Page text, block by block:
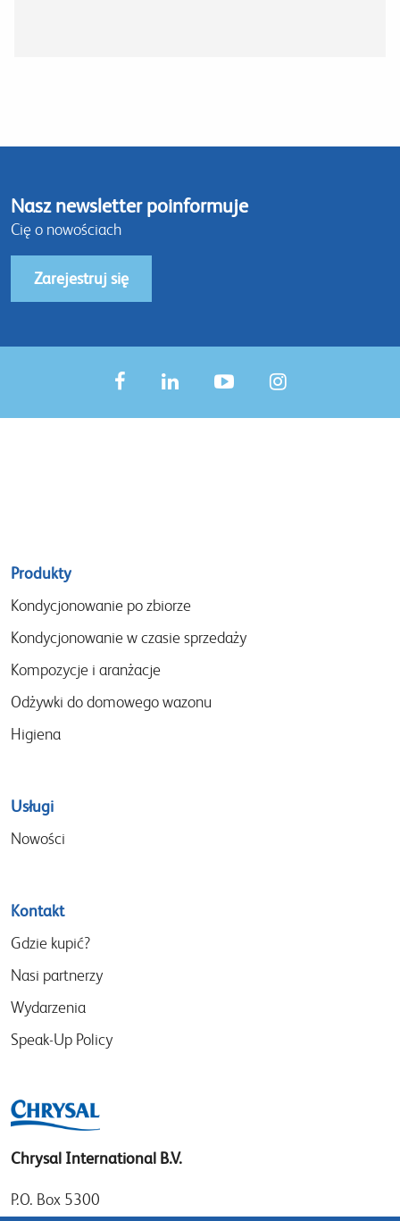
Nasz newsletter poinformuje
Cię o nowościach
Zarejestruj się
Sitemap
menu
Produkty
Kondycjonowanie po zbiorze
Kondycjonowanie w czasie sprzedaży
Kompozycje i aranżacje
Odżywki do domowego wazonu
Higiena
Usługi
Nowości
Kontakt
Gdzie kupić?
Nasi partnerzy
Wydarzenia
Speak-Up Policy
Chrysal International B.V.
P.O. Box 5300